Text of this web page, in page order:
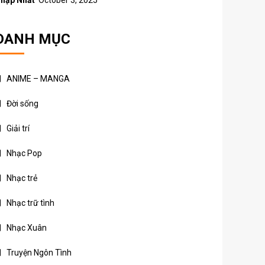
MỤC
ANIME – MANGA
Đời sống
Giải trí
Nhạc Pop
Nhạc trẻ
Nhạc trữ tình
Nhạc Xuân
Truyện Ngôn Tình